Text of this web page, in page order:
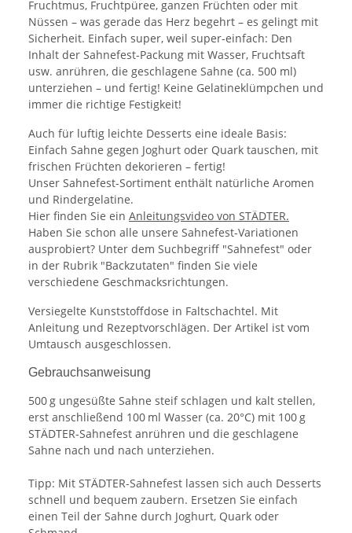
Fruchtmus, Fruchtpüree, ganzen Früchten oder mit
Nüssen – was gerade das Herz begehrt – es gelingt mit
Sicherheit. Einfach super, weil super-einfach: Den
Inhalt der Sahnefest-Packung mit Wasser, Fruchtsaft
usw. anrühren, die geschlagene Sahne (ca. 500 ml)
unterziehen – und fertig! Keine Gelatineklümpchen und
immer die richtige Festigkeit!
Auch für luftig leichte Desserts eine ideale Basis:
Einfach Sahne gegen Joghurt oder Quark tauschen, mit
frischen Früchten dekorieren – fertig!
Unser Sahnefest-Sortiment enthält natürliche Aromen
und Rindergelatine.
Hier finden Sie ein Anleitungsvideo von STÄDTER.
Haben Sie schon alle unsere Sahnefest-Variationen
ausprobiert? Unter dem Suchbegriff "Sahnefest" oder
in der Rubrik "Backzutaten" finden Sie viele
verschiedene Geschmacksrichtungen.
Versiegelte Kunststoffdose in Faltschachtel. Mit
Anleitung und Rezeptvorschlägen. Der Artikel ist vom
Umtausch ausgeschlossen.
Gebrauchsanweisung
500 g ungesüßte Sahne steif schlagen und kalt stellen,
erst anschließend 100 ml Wasser (ca. 20°C) mit 100 g
STÄDTER-Sahnefest anrühren und die geschlagene
Sahne nach und nach unterziehen.
Tipp: Mit STÄDTER-Sahnefest lassen sich auch Desserts
schnell und bequem zaubern. Ersetzen Sie einfach
einen Teil der Sahne durch Joghurt, Quark oder